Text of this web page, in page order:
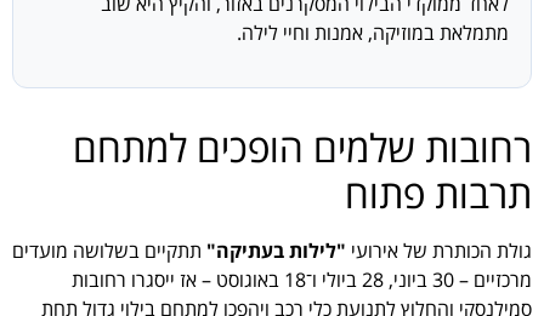
מתמלאת במוזיקה, אמנות וחיי לילה.
רחובות שלמים הופכים למתחם
תרבות פתוח
גולת הכותרת של אירועי "לילות בעתיקה" תתקיים בשלושה מועדים
מרכזיים – 30 ביוני, 28 ביולי ו־18 באוגוסט – אז ייסגרו רחובות
סמילנסקי והחלוץ לתנועת כלי רכב ויהפכו למתחם בילוי גדול תחת